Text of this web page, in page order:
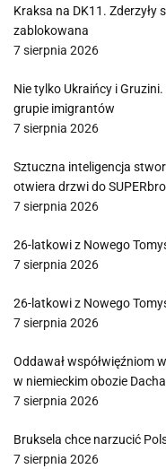
Kraksa na DK11. Zderzyły
zablokowana
7 sierpnia 2026
Nie tylko Ukraińcy i
grupie imigrantów
7 sierpnia 2026
Sztuczna inteligencja
otwiera drzwi do
7 sierpnia 2026
26-latkowi z Nowego
7 sierpnia 2026
26-latkowi z Nowego
7 sierpnia 2026
Oddawał współwięźniom
w niemieckim obozie
7 sierpnia 2026
Bruksela chce narzucić
7 sierpnia 2026